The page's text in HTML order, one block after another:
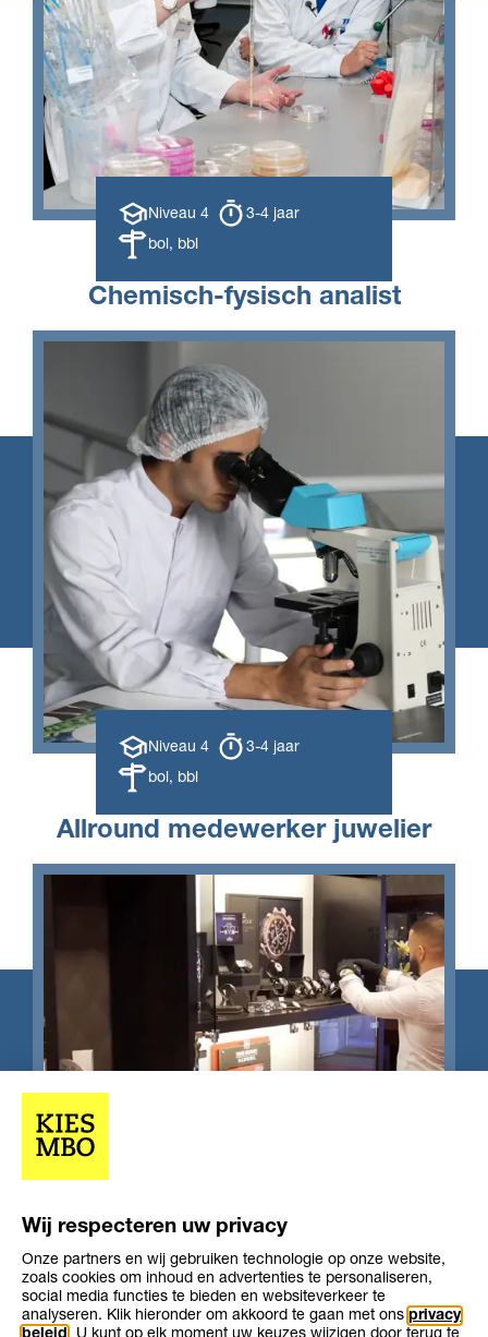
Opleiding
Niveau 4
Opleiding
duur
3-4 jaar
Leerweg
bol, bbl
Chemisch-fysisch analist
Opleiding
Niveau 4
Opleiding
duur
3-4 jaar
Leerweg
bol, bbl
Allround medewerker juwelier
Opleiding
niveau
Niveau 3
Opleiding
duur
2-3 jaar
Leerweg
bbl
Wij respecteren uw privacy
Onze partners en wij gebruiken technologie op onze website,
zoals cookies om inhoud en advertenties te personaliseren,
social media functies te bieden en websiteverkeer te
analyseren. Klik hieronder om akkoord te gaan met ons privacy